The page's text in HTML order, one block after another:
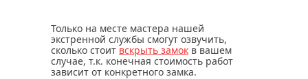
Только на месте мастера нашей
экстренной службы смогут озвучить,
сколько стоит вскрыть замок в вашем
случае, т.к. конечная стоимость работ
зависит от конкретного замка.